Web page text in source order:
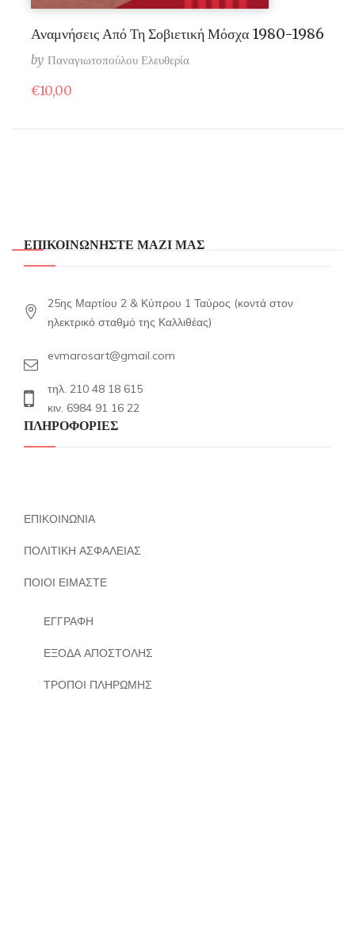
Αναμνήσεις Από Τη Σοβιετική Μόσχα 1980-1986
by Παναγιωτοπούλου Ελευθερία
€10,00
ΕΠΙΚΟΙΝΩΝΗΣΤΕ ΜΑΖΙ ΜΑΣ
25ης Μαρτίου 2 & Κύπρου 1 Ταύρος (κοντά στον
ηλεκτρικό σταθμό της Καλλιθέας)
evmarosart@gmail.com
τηλ. 210 48 18 615
κιν. 6984 91 16 22
ΠΛΗΡΟΦΟΡΙΕΣ
ΕΠΙΚΟΙΝΩΝΙΑ
ΠΟΛΙΤΙΚΗ ΑΣΦΑΛΕΙΑΣ
ΠΟΙΟΙ ΕΙΜΑΣΤΕ
ΕΓΓΡΑΦΗ
ΕΞΟΔΑ ΑΠΟΣΤΟΛΗΣ
ΤΡΟΠΟΙ ΠΛΗΡΩΜΗΣ